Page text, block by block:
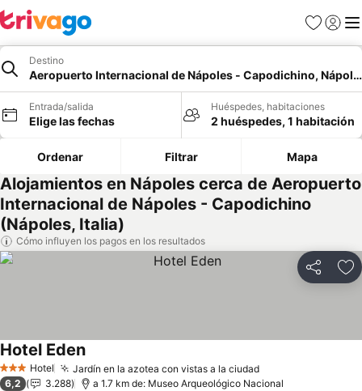
Favoritos
Iniciar
Destino
Aeropuerto Internacional de Nápoles - Capodichino,
Entrada/salida
Elige las fechas
Huéspedes, habitaciones
2 huéspedes, 1 habitación
Ordenar Filtrar Mapa
Alojamientos en Nápoles cerca de Aeropuerto
Internacional de Nápoles - Capodichino
(Nápoles, Italia)
Cómo influyen los pagos en los resultados
Compartir
3 Estrellas
Hotel Jardín en la azotea con vistas a la ciudadVer precios
Hotel EdenVer precios
6,2 3.288 a 1.7 km de: Museo Arqueológico Nacional